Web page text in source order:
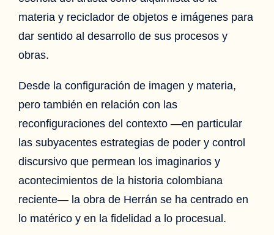
materia y reciclador de objetos e imágenes para
dar sentido al desarrollo de sus procesos y
obras.
Desde la configuración de imagen y materia,
pero también en relación con las
reconfiguraciones del contexto —en particular
las subyacentes estrategias de poder y control
discursivo que permean los imaginarios y
acontecimientos de la historia colombiana
reciente— la obra de Herrán se ha centrado en
lo matérico y en la fidelidad a lo procesual.